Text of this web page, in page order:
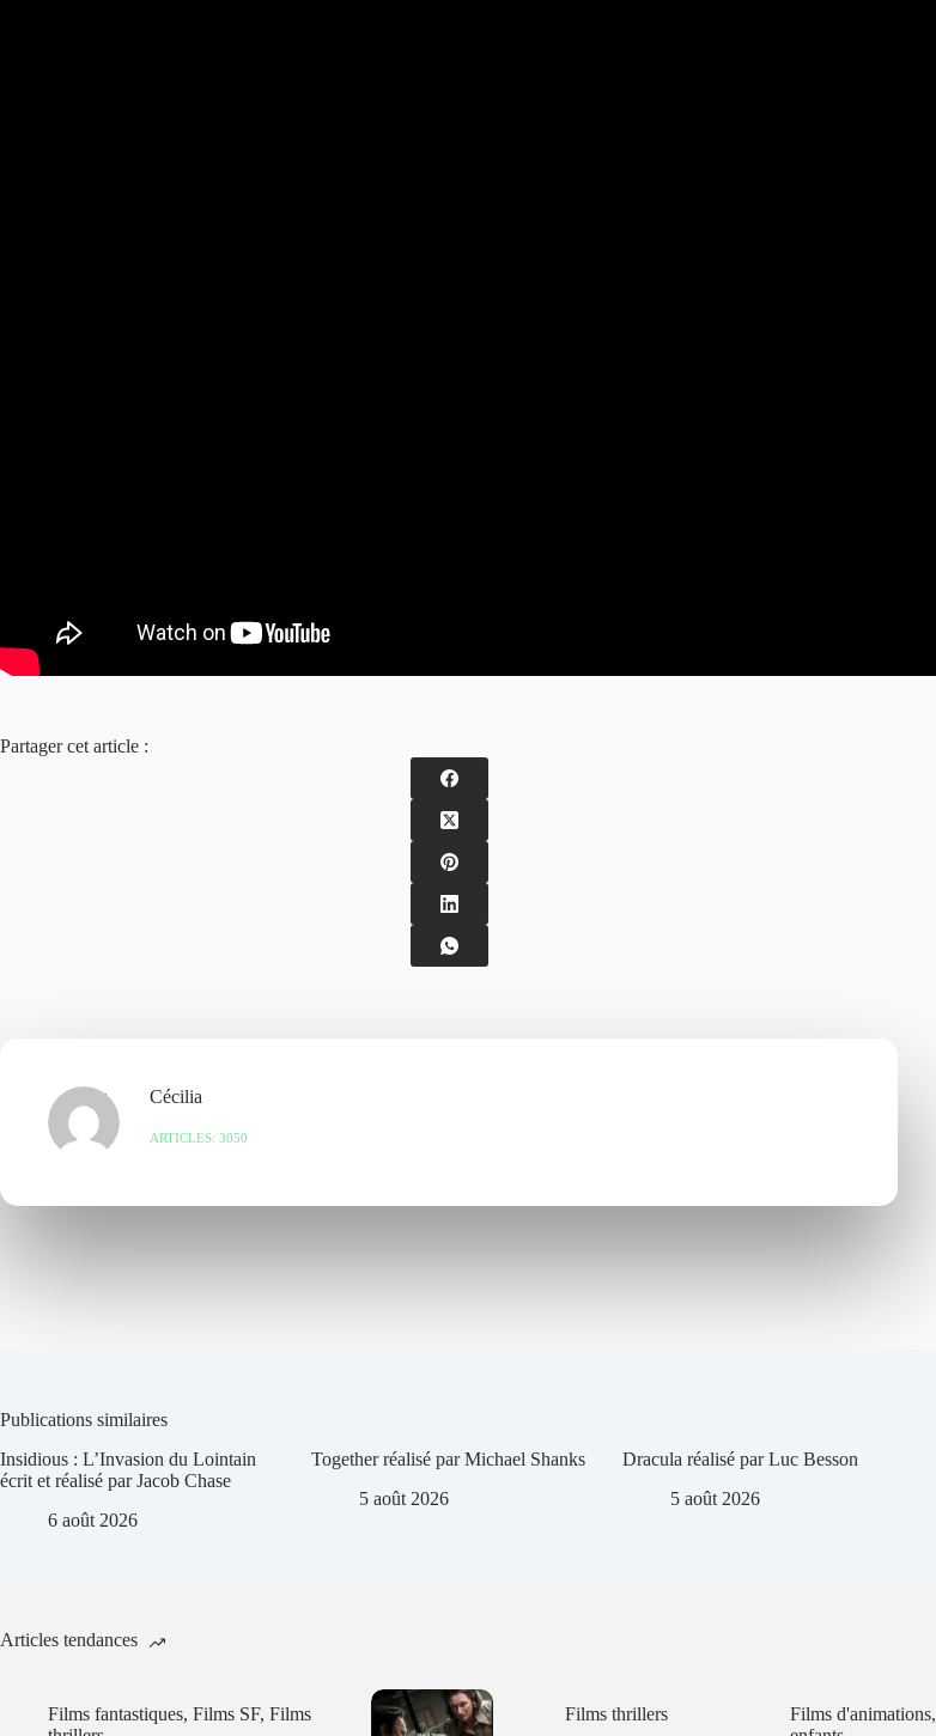
Partager cet article :
Cécilia
ARTICLES: 3050
Publications similaires
Insidious : L’Invasion du Lointain
écrit et réalisé par Jacob Chase
6 août 2026
Together réalisé par Michael Shanks
5 août 2026
Dracula réalisé par Luc Besson
5 août 2026
Articles tendances
Films fantastiques, Films SF, Films
Films thrillers Films d'animations,